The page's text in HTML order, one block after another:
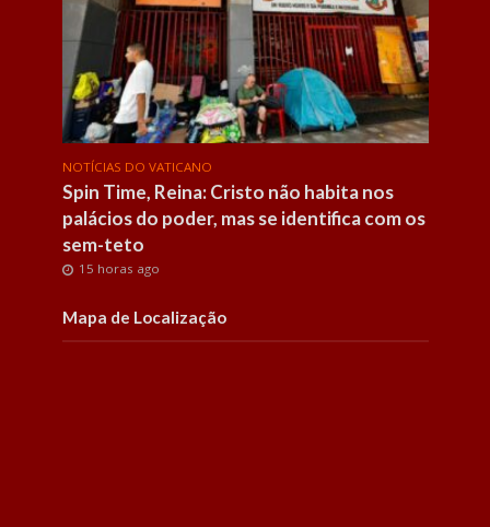
NOTÍCIAS DO VATICANO
Spin Time, Reina: Cristo não habita nos
palácios do poder, mas se identifica com os
sem-teto
15 horas ago
Mapa de Localização